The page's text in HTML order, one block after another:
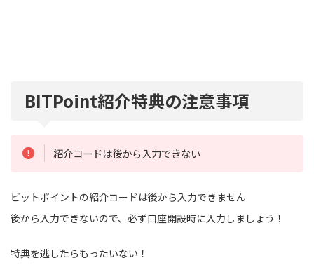
BITPoint紹介特典の注意事項
紹介コードは後から入力できない
ビットポイントの紹介コードは後から入力できません
後から入力できないので、必ず口座開設時に入力しましょう！
特典を逃したらもったいない！